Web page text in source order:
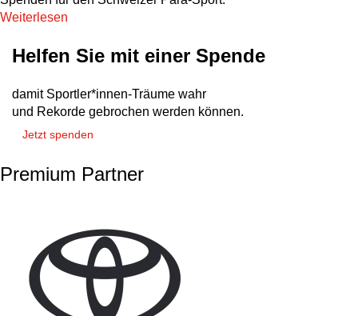
Weiterlesen
Helfen Sie mit einer Spende
damit Sportler*innen-Träume wahr
und Rekorde gebrochen werden können.
Jetzt spenden
Premium Partner